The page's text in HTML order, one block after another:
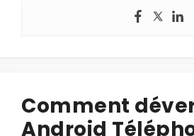
Comment
Android